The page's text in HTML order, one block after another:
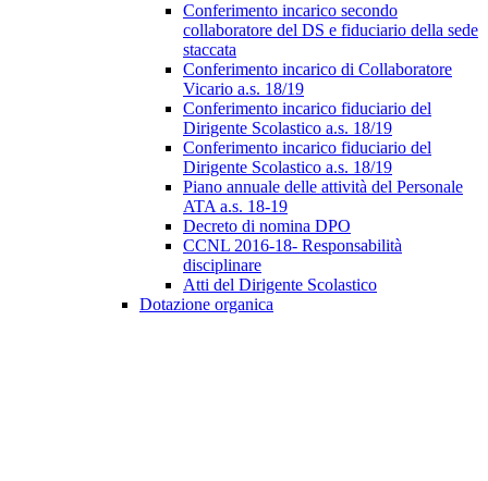
Conferimento incarico secondo
collaboratore del DS e fiduciario della sede
staccata
Conferimento incarico di Collaboratore
Vicario a.s. 18/19
Conferimento incarico fiduciario del
Dirigente Scolastico a.s. 18/19
Conferimento incarico fiduciario del
Dirigente Scolastico a.s. 18/19
Piano annuale delle attività del Personale
ATA a.s. 18-19
Decreto di nomina DPO
CCNL 2016-18- Responsabilità
disciplinare
Atti del Dirigente Scolastico
Dotazione organica